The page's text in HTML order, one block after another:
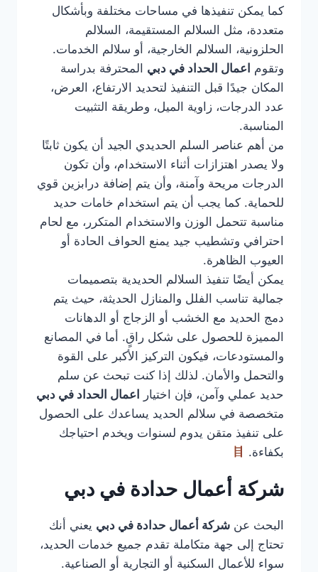
كما يمكن تنفيذها في مساحات مختلفة وبأشكال
متعددة، مثل السلالم المستقيمة، السلالم
الحلزونية، السلالم الخارجية، أو سلالم الخدمات.
وتقوم اعمال الحداد في دبي المحترفة بدراسة
المكان جيدًا قبل التنفيذ لتحديد الارتفاع، العرض،
عدد الدرجات، زاوية الميل، وطريقة التثبيت
المناسبة.
من أهم عناصر السلم الحديدي الجيد أن يكون ثابتًا
ولا يصدر اهتزازات أثناء الاستخدام، وأن تكون
الدرجات مريحة وآمنة، وأن يتم إضافة درابزين قوي
للحماية. كما يجب أن يتم استخدام خامات حديد
مناسبة تتحمل الوزن والاستخدام المتكرر، مع لحام
احترافي وتشطيب جيد يمنع الحواف الحادة أو
العيوب الظاهرة.
يمكن أيضًا تنفيذ السلالم الحديدية بتصميمات
جمالية تناسب الفلل والمنازل الحديثة، حيث يتم
دمج الحديد مع الخشب أو الزجاج أو الدهانات
المميزة للحصول على شكل راقٍ. أما في المصانع
والمستودعات، فيكون التركيز الأكبر على القوة
والتحمل والأمان. لذلك إذا كنت تبحث عن سلم
حديد عملي وآمن، فإن اختيار
اعمال الحداد في دبي
متخصصة في سلالم الحديد يساعدك على الحصول
على تنفيذ متقن يدوم لسنوات ويخدم احتياجك
بكفاءة.
شركة أعمال حدادة في دبي
البحث عن شركة أعمال حدادة في دبي يعني أنك
تحتاج إلى جهة متكاملة تقدم جميع خدمات الحديد،
سواء للأعمال السكنية أو التجارية أو الصناعية.